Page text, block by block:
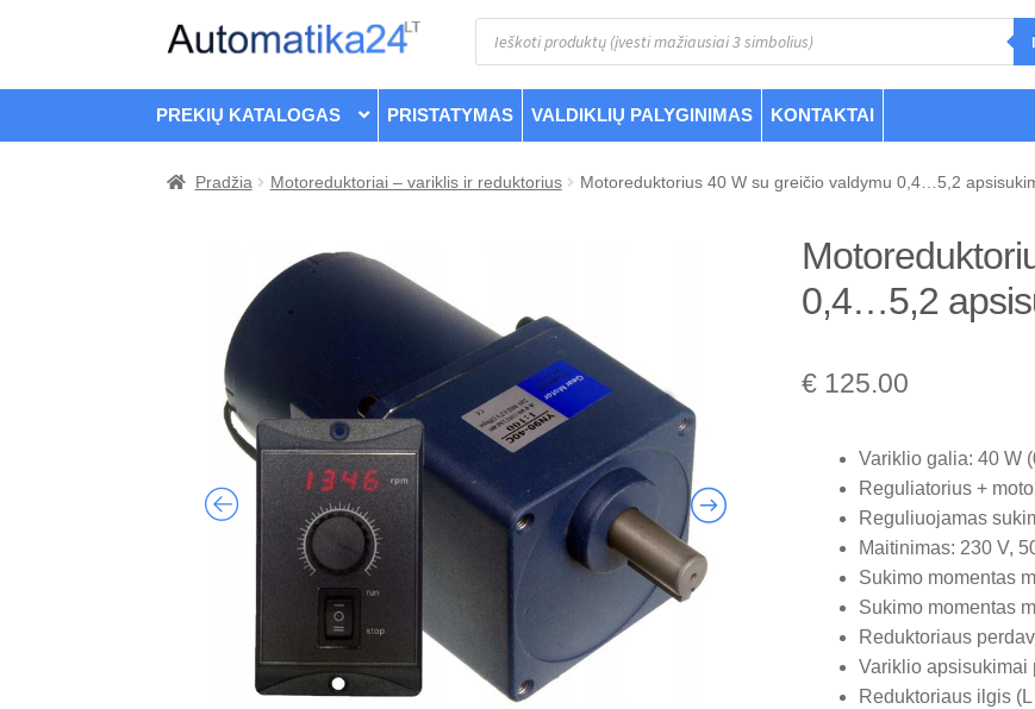
Pereiti
prie
meniu
Pereiti
prie
turinio
Products
search
PREKIŲ KATALOGAS PRISTATYMAS VALDIKLIŲ PALYGINIMAS KONTAKTAI
Pradžia Motoreduktoriai – variklis ir reduktorius Motoreduktorius 40 W su greičio valdymu 0,4…5,2
0,4…5,2
€125.00
Variklio galia: 40 W
Reguliatorius +
Reguliuojamas
Maitinimas: 230 V,
Sukimo momentas
Sukimo momentas
Reduktoriaus
Variklio apsisukimai
Reduktoriaus ilgis